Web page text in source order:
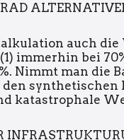
auch
immerhin bei
Nimmt man die
synthetischen
katastrophale